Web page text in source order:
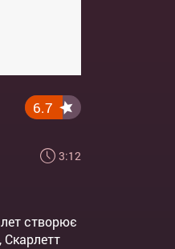
6.7
3:12
створює